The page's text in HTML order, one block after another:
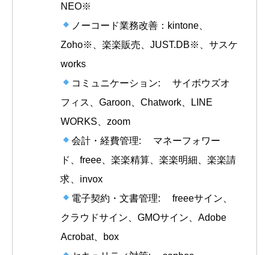
NEO※
ノーコード業務改善：kintone、
Zoho※、楽楽販売、JUST.DB※、サスケ
works
コミュニケーション: サイボウズオ
フィス、Garoon、Chatwork、LINE
WORKS、zoom
会計・経費管理: マネーフォワー
ド、freee、楽楽精算、楽楽明細、楽楽請
求、invox
電子契約・文書管理: freeeサイン、
クラウドサイン、GMOサイン、Adobe
Acrobat、box